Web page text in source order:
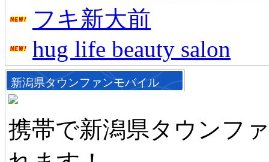
フキ新大前
hug life beauty salon
新潟県タウンファンモバイル
携帯で新潟県タウンフ